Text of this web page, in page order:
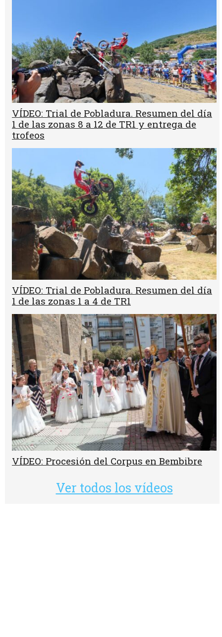
VÍDEO: Trial de Pobladura. Resumen del día
1 de las zonas 8 a 12 de TR1 y entrega de
trofeos
VÍDEO: Trial de Pobladura. Resumen del día
1 de las zonas 1 a 4 de TR1
VÍDEO: Procesión del Corpus en Bembibre
Ver todos los vídeos